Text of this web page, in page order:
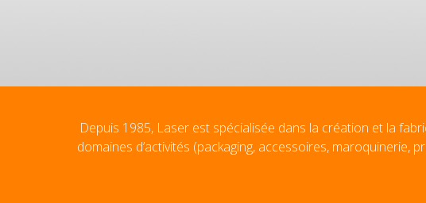
Depuis 1985, Laser est spécialisée dans la création et la
domaines d’activités (packaging, accessoires,